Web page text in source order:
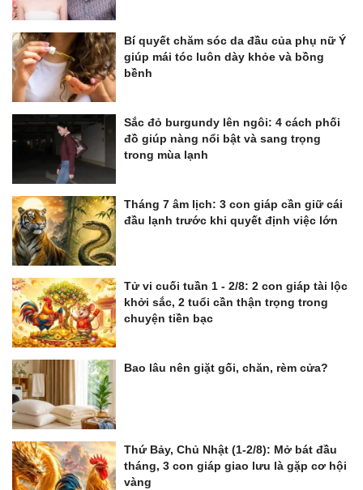
Bí quyết chăm sóc da đầu của phụ nữ Ý
giúp mái tóc luôn dày khỏe và bồng
bềnh
Sắc đỏ burgundy lên ngôi: 4 cách phối
đồ giúp nàng nổi bật và sang trọng
trong mùa lạnh
Tháng 7 âm lịch: 3 con giáp cần giữ cái
đầu lạnh trước khi quyết định việc lớn
Tử vi cuối tuần 1 - 2/8: 2 con giáp tài lộc
khởi sắc, 2 tuổi cần thận trọng trong
chuyện tiền bạc
Bao lâu nên giặt gối, chăn, rèm cửa?
Thứ Bảy, Chủ Nhật (1-2/8): Mở bát đầu
tháng, 3 con giáp giao lưu là gặp cơ hội
vàng